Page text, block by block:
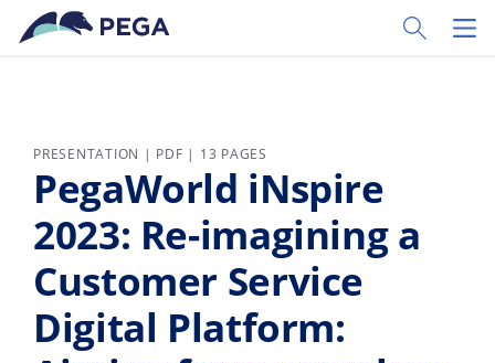
Passer directement au contenu principal
Toggle
PRESENTATION | PDF | 13 PAGES
PegaWorld iNspire
2023: Re-imagining a
Customer Service
Digital Platform: